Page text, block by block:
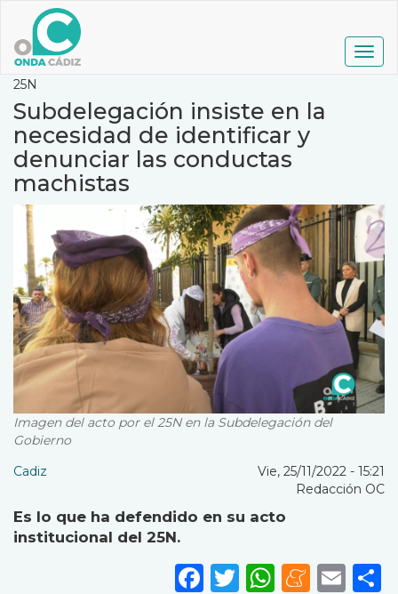
contenido
principal
25N
Subdelegación insiste en la
necesidad de identificar y
denunciar las conductas
machistas
Imagen del acto por el 25N en la Subdelegación del
Gobierno
Cadiz
Vie, 25/11/2022 - 15:21
Redacción OC
Es lo que ha defendido en su acto
institucional del 25N.
Facebook
Twitter